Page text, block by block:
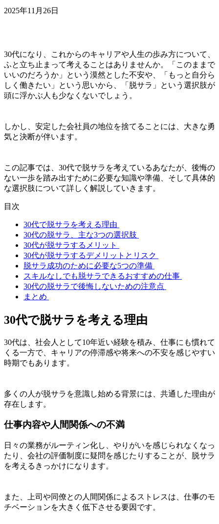
2025年11月26日
30代になり、これからのキャリアや人生の歩み方について、
ふと立ち止まって考えることはありませんか。「このままで
いいのだろうか」という漠然とした不安や、「もっと自分ら
しく働きたい」という思いから、「脱サラ」という選択肢が
頭に浮かぶ人も少なくないでしょう。
しかし、安定した会社員の地位を捨てることには、大きな勇
気と決断が伴います。
この記事では、30代で脱サラを考えているあなたが、後悔の
ない一歩を踏み出すために必要な知識や準備、そして具体的
な選択肢について詳しく解説していきます。
目次
30代で脱サラを考える理由
30代の脱サラ、主な3つの選択肢
30代が脱サラするメリット
30代が脱サラするデメリットとリスク
脱サラ成功のために必要な5つの準備
スキルなしでも脱サラできるおすすめの仕事
30代の脱サラで後悔しないための注意点
まとめ
30代で脱サラを考える理由
30代は、社会人として10年近い経験を積み、仕事にも慣れて
くる一方で、キャリアの停滞感や将来への不安を感じやすい
時期でもあります。
多くの人が脱サラを意識し始める背景には、共通した理由が
存在します。
仕事内容や人間関係への不満
日々の業務がルーティン化し、やりがいを感じられなくなっ
たり、会社の評価制度に疑問を感じたりすることが、脱サラ
を考えるきっかけになります。
また、上司や同僚との人間関係によるストレスは、仕事のモ
チベーションを大きく低下させる要因です。